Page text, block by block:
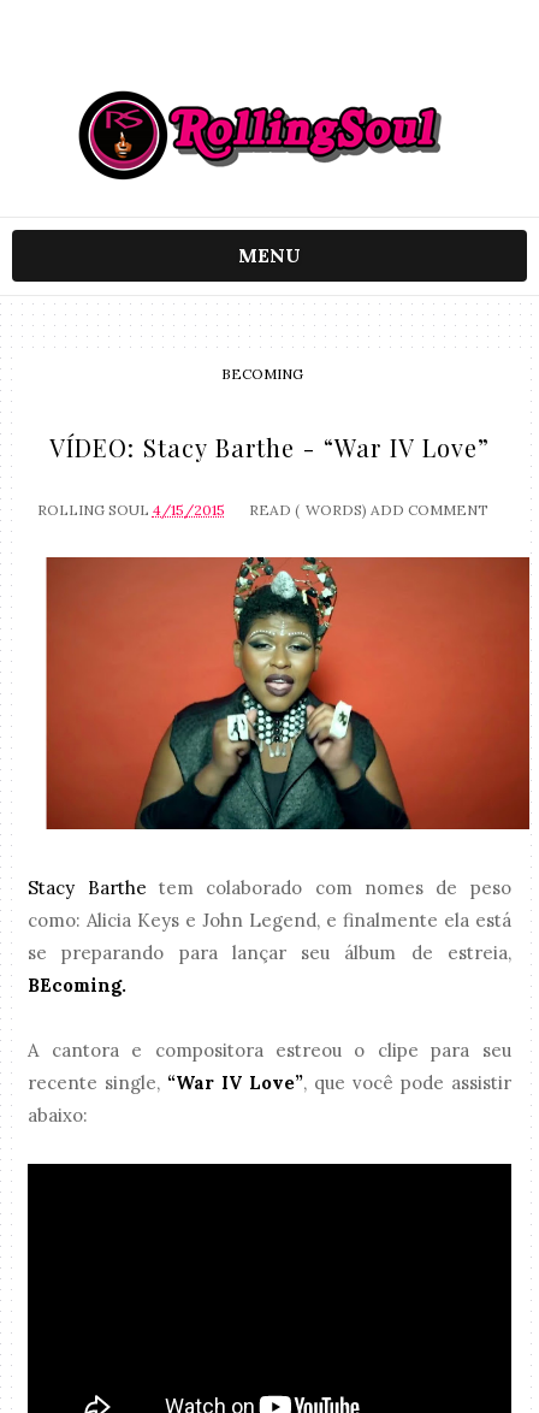
MENU
BECOMING
VÍDEO: Stacy Barthe - “War IV Love”
ROLLING SOUL 4/15/2015 READ ( WORDS) ADD COMMENT
Stacy Barthe tem colaborado com nomes de peso
como: Alicia Keys e John Legend, e finalmente ela está
se preparando para lançar seu álbum de estreia,
BEcoming.
A cantora e compositora estreou o clipe para seu
recente single, “War IV Love”, que você pode assistir
abaixo: